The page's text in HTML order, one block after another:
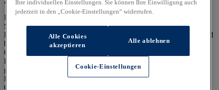
Im Hinblick auf Gebrauchtwagen entsprechen Sonder- und
Serienausstattung, die technischen Daten sowie Verbrauchs- und
Emissionswerte dem Stand eines entsprechenden Neufahrzeugs und
berücksichtigen keine etwaigen zwischenzeitlichen Änderungen.
Gebrauchtfahrzeuge weisen regelmäßig eine geringere elektrische
Reichweite auf als entsprechende Neufahrzeuge. Dies kann bei
gebrauchten Hybridfahrzeugen zu einem erhöhten
Kraftstoffverbrauch und einem damit einhergehenden erhöhten
CO₂-Ausstoß führen.
Ihre individuellen Einstellungen. Sie können Ihre Einwilligung auch
jederzeit in den „Cookie-Einstellungen“ widerrufen.
Alle Cookies
akzeptieren
Alle ablehnen
Cookie-Einstellungen